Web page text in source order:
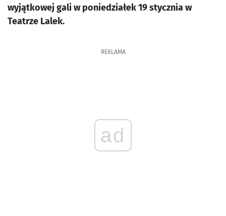
wyjątkowej gali w poniedziałek 19 stycznia w
Teatrze Lalek.
REKLAMA
ad